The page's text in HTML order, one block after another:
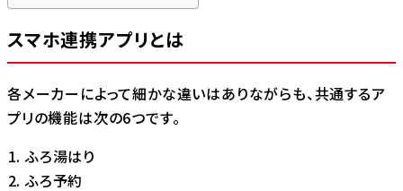
スマホ連携アプリとは
各メーカーによって細かな違いはありながらも、共通するア
プリの機能は次の6つです。
ふろ湯はり
ふろ予約